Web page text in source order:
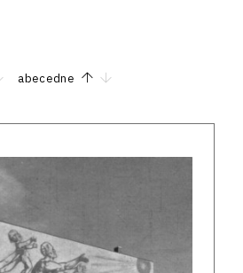
abecedne